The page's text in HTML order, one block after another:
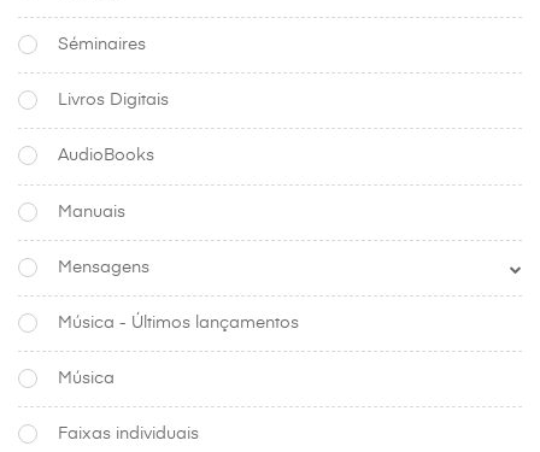
Séminaires
Livros Digitais
AudioBooks
Manuais
Mensagens
Música - Últimos lançamentos
Música
Faixas individuais